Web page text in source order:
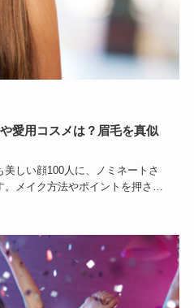
愛用コスメは？眉毛を真似
しい顔100人に、ノミネートさ
メイク方法やポイントを押さえ